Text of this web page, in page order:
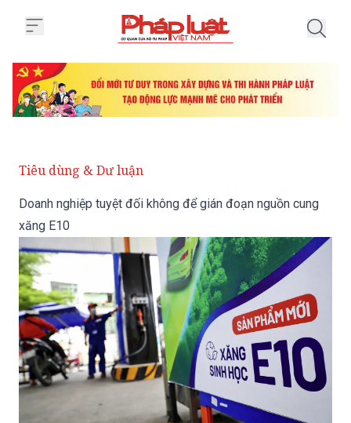
Tiêu dùng & Dư luận
Doanh nghiệp tuyệt đối không để gián đoạn nguồn cung
xăng E10